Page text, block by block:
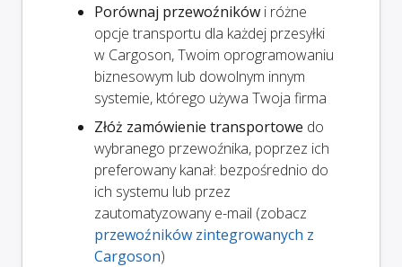
Porównaj przewoźników i różne
opcje transportu dla każdej przesyłki
w Cargoson, Twoim oprogramowaniu
biznesowym lub dowolnym innym
systemie, którego używa Twoja firma
Złóż zamówienie transportowe do
wybranego przewoźnika, poprzez ich
preferowany kanał: bezpośrednio do
ich systemu lub przez
zautomatyzowany e-mail (zobacz
przewoźników zintegrowanych z
Cargoson)